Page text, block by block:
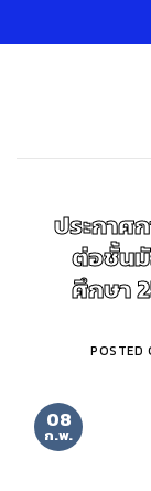
to
ประกาศ
ต่อชั้นมั
ศึกษา
POSTED
08
ก.พ.